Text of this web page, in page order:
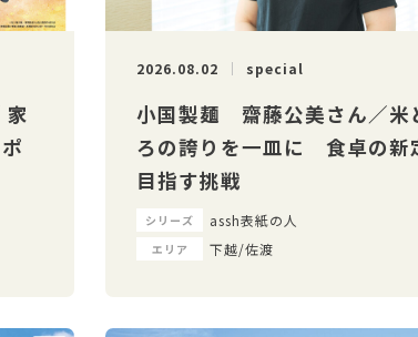
家
2026.08.02 special
小国製麺 齋藤公美さん／米
ろの誇りを一皿に 食卓の新
目指す挑戦
シリーズ assh表紙の人
エリア 下越/佐渡